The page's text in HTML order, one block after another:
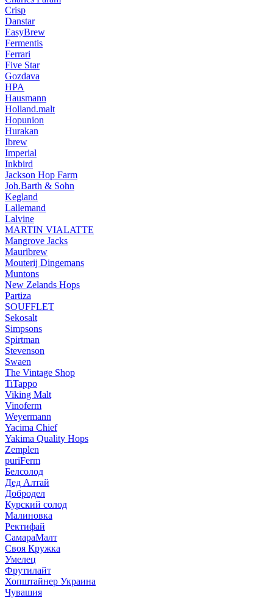
Crisp
Danstar
EasyBrew
Fermentis
Ferrari
Five Star
Gozdava
HPA
Hausmann
Holland.malt
Hopunion
Hurakan
Ibrew
Imperial
Inkbird
Jackson Hop Farm
Joh.Barth & Sohn
Kegland
Lallemand
Lalvine
MARTIN VIALATTE
Mangrove Jacks
Mauribrew
Mouterij Dingemans
Muntons
New Zelands Hops
Partiza
SOUFFLET
Sekosalt
Simpsons
Spirtman
Stevenson
Swaen
The Vintage Shop
TiTappo
Viking Malt
Vinoferm
Weyermann
Yacima Chief
Yakima Quality Hops
Zemplen
puriFerm
Белсолод
Дед Алтай
Добродел
Курский солод
Малиновка
Ректифай
СамараМалт
Своя Кружка
Умелец
Фрутилайт
Хопштайнер Украина
Чувашия